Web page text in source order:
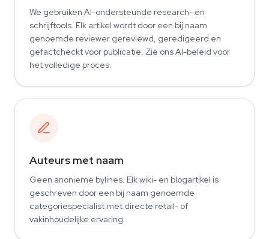
We gebruiken AI-ondersteunde research- en
schrijftools. Elk artikel wordt door een bij naam
genoemde reviewer gereviewd, geredigeerd en
gefactcheckt voor publicatie. Zie ons AI-beleid voor
het volledige proces.
Auteurs met naam
Geen anonieme bylines. Elk wiki- en blogartikel is
geschreven door een bij naam genoemde
categoriespecialist met directe retail- of
vakinhoudelijke ervaring.